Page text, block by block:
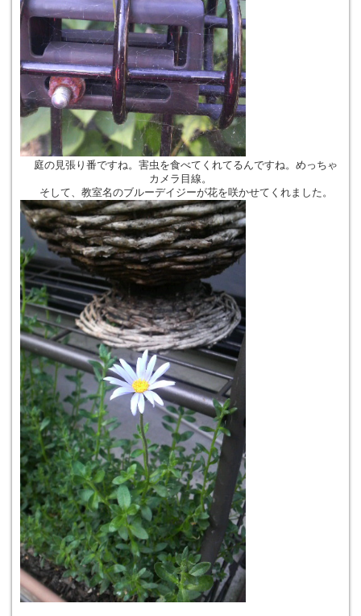
庭の見張り番ですね。害虫を食べてくれてるんですね。めっちゃ
カメラ目線。
そして、教室名のブルーデイジーが花を咲かせてくれました。